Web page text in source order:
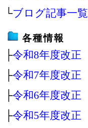
└ブログ記事一覧
各種情報
├令和8年度改正
├令和7年度改正
├令和6年度改正
├令和5年度改正